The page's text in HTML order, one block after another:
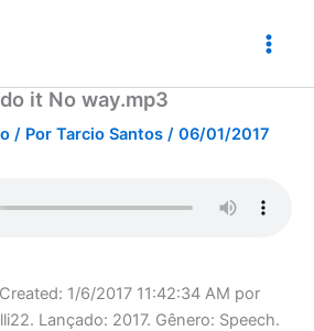
it No way.mp3
/ Por Tarcio Santos / 06/01/2017
1/6/2017 11:42:34 AM por
Lançado: 2017. Gênero: Speech.